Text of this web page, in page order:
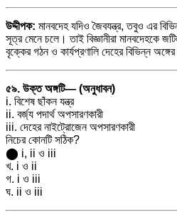
উদ্দীপক: মানবদেহ যদিও জৈবযন্ত্র, তবুও এর
সূত্র মেনে চলে। তাই বিজ্ঞানীরা মানবদেহকে
বৃক্কের গঠন ও কার্যপ্রণালি দেহের বিভিন্ন
৫৯. উক্ত অঙ্গটি— (অনুধাবন)
i. বিশেষ ছাঁকন যন্ত্র
ii. বর্জ্য পদার্থ অপসারণকারী
iii. দেহের নাইট্রোজেন অপসারণকারী
নিচের কোনটি সঠিক?
⬤ i, ii ও iii
খ. i ও ii
গ. i ও iii
ঘ. ii ও iii